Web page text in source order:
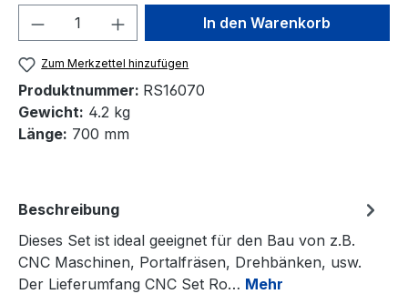
Produkt Anzahl: Gib denIn den Warenkorb
Zum Merkzettel hinzufügen
Produktnummer: RS16070
Gewicht: 4.2 kg
Länge: 700 mm
Beschreibung
Dieses Set ist ideal geeignet für den Bau von z.B.
CNC Maschinen, Portalfräsen, Drehbänken, usw.
Der Lieferumfang CNC Set Ro… Mehr